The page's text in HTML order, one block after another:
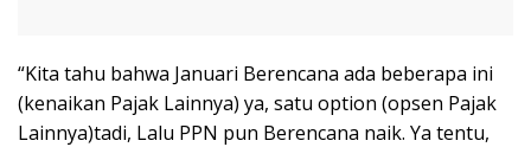
“Kita tahu bahwa Januari Berencana ada beberapa ini
(kenaikan Pajak Lainnya) ya, satu option (opsen Pajak
Lainnya)tadi, Lalu PPN pun Berencana naik. Ya tentu,